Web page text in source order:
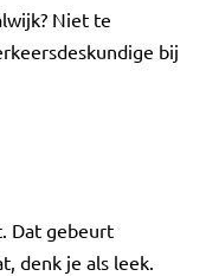
Niet te
bij
Dat gebeurt
denk je als leek.